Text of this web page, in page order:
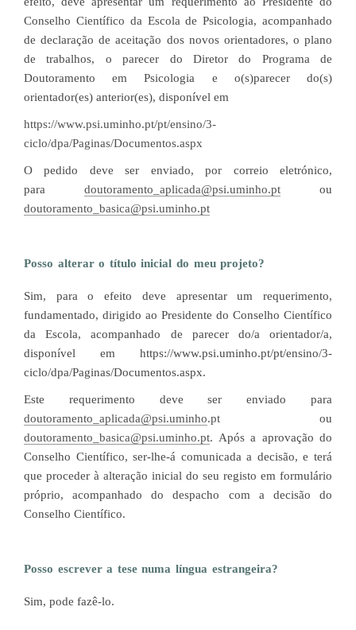
Conselho Científico da Escola de Psicologia, acompanhado
de declaração de aceitação dos novos orientadores, o plano
de trabalhos, o parecer do Diretor do Programa de
Doutoramento em Psicologia e o(s)parecer do(s)
orientador(es) anterior(es), disponível em
https://www.psi.uminho.pt/pt/ensino/3-
ciclo/dpa/Paginas/Documentos.aspx
O pedido deve ser enviado, por correio eletrónico,
para doutoramento_aplicada@psi.uminho.pt ou
doutoramento_basica@psi.uminho.pt
Posso alterar o título inicial do meu projeto?
Sim, para o efeito deve apresentar um requerimento,
fundamentado, dirigido ao Presidente do Conselho Científico
da Escola, acompanhado de parecer do/a orientador/a,
disponível em https://www.psi.uminho.pt/pt/ensino/3-
ciclo/dpa/Paginas/Documentos.aspx.
Este requerimento deve ser enviado para
doutoramento_aplicada@psi.uminho.pt ou
doutoramento_basica@psi.uminho.pt. Após a aprovação do
Conselho Científico, ser-lhe-á comunicada a decisão, e terá
que proceder à alteração inicial do seu registo em formulário
próprio, acompanhado do despacho com a decisão do
Conselho Científico.
Posso escrever a tese numa língua estrangeira?
Sim, pode fazê-lo.